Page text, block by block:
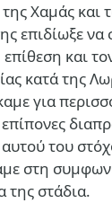
Χαμάς και
επιδίωξε να
και
κατά της
για
αυτού του
στη
της στάδια.